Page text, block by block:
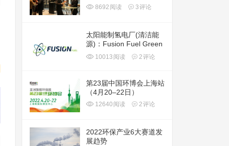
8692 阅读 3评论
太阳能制氢电厂(清洁能
源)：Fusion Fuel Green
plc(HTOO)
10013 阅读 2评论
第23届中国环博会上海站
（4月20–22日）
12640 阅读 2评论
2022环保产业6大赛道发
展趋势